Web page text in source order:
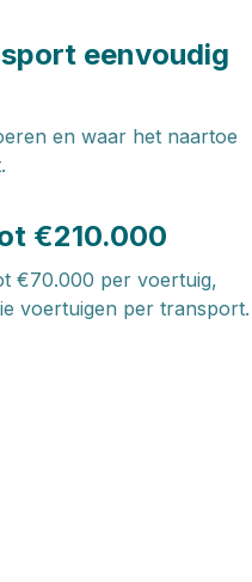
eenvoudig
en waar het naartoe
€210.000
€70.000 per voertuig,
voertuigen per transport.